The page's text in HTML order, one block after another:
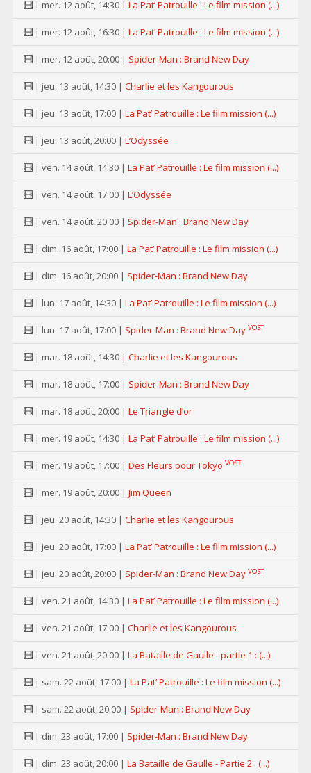
| mer. 12 août, 14:30 | La Pat’ Patrouille : Le film mission (...)
| mer. 12 août, 16:30 | La Pat’ Patrouille : Le film mission (...)
| mer. 12 août, 20:00 | Spider-Man : Brand New Day
| jeu. 13 août, 14:30 | Charlie et les Kangourous
| jeu. 13 août, 17:00 | La Pat’ Patrouille : Le film mission (...)
| jeu. 13 août, 20:00 | L’Odyssée
| ven. 14 août, 14:30 | La Pat’ Patrouille : Le film mission (...)
| ven. 14 août, 17:00 | L’Odyssée
| ven. 14 août, 20:00 | Spider-Man : Brand New Day
| dim. 16 août, 17:00 | La Pat’ Patrouille : Le film mission (...)
| dim. 16 août, 20:00 | Spider-Man : Brand New Day
| lun. 17 août, 14:30 | La Pat’ Patrouille : Le film mission (...)
| lun. 17 août, 17:00 | Spider-Man : Brand New Day VOST
| mar. 18 août, 14:30 | Charlie et les Kangourous
| mar. 18 août, 17:00 | Spider-Man : Brand New Day
| mar. 18 août, 20:00 | Le Triangle d’or
| mer. 19 août, 14:30 | La Pat’ Patrouille : Le film mission (...)
| mer. 19 août, 17:00 | Des Fleurs pour Tokyo VOST
| mer. 19 août, 20:00 | Jim Queen
| jeu. 20 août, 14:30 | Charlie et les Kangourous
| jeu. 20 août, 17:00 | La Pat’ Patrouille : Le film mission (...)
| jeu. 20 août, 20:00 | Spider-Man : Brand New Day VOST
| ven. 21 août, 14:30 | La Pat’ Patrouille : Le film mission (...)
| ven. 21 août, 17:00 | Charlie et les Kangourous
| ven. 21 août, 20:00 | La Bataille de Gaulle - partie 1 : (...)
| sam. 22 août, 17:00 | La Pat’ Patrouille : Le film mission (...)
| sam. 22 août, 20:00 | Spider-Man : Brand New Day
| dim. 23 août, 17:00 | Spider-Man : Brand New Day
| dim. 23 août, 20:00 | La Bataille de Gaulle - Partie 2 : (...)